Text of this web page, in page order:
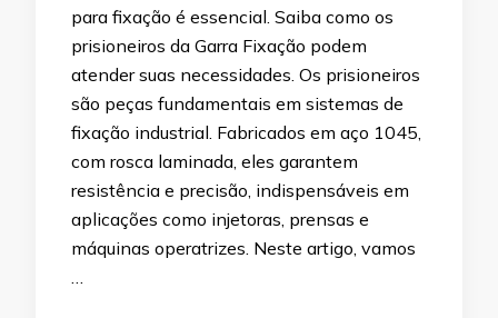
para fixação é essencial. Saiba como os
prisioneiros da Garra Fixação podem
atender suas necessidades. Os prisioneiros
são peças fundamentais em sistemas de
fixação industrial. Fabricados em aço 1045,
com rosca laminada, eles garantem
resistência e precisão, indispensáveis em
aplicações como injetoras, prensas e
máquinas operatrizes. Neste artigo, vamos
…